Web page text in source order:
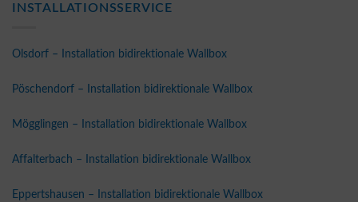
INSTALLATIONSSERVICE
Olsdorf – Installation bidirektionale Wallbox
Pöschendorf – Installation bidirektionale Wallbox
Mögglingen – Installation bidirektionale Wallbox
Affalterbach – Installation bidirektionale Wallbox
Eppertshausen – Installation bidirektionale Wallbox